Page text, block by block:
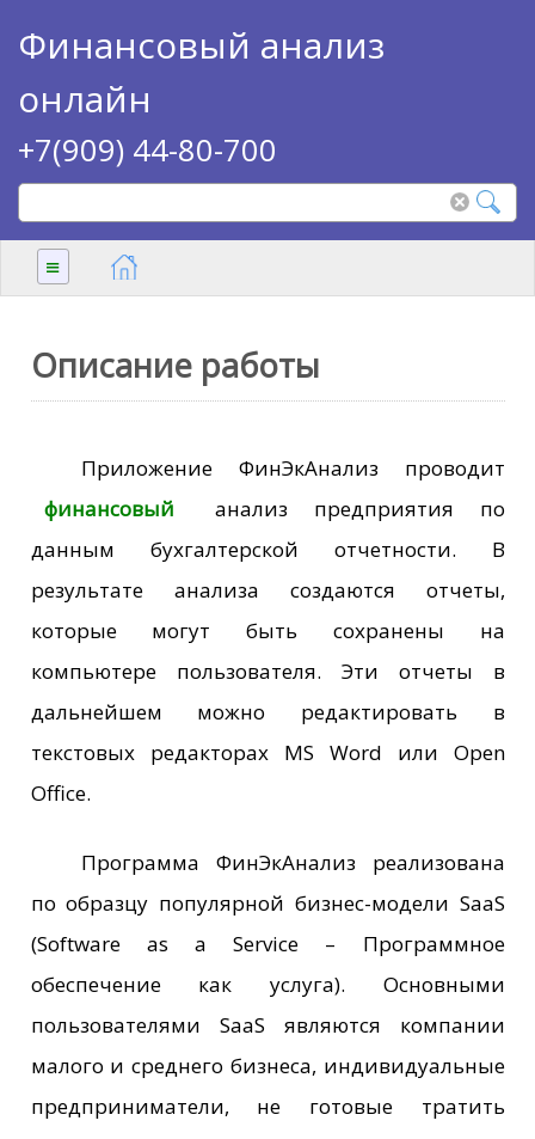
Финансовый анализ
онлайн
+7(909) 44-80-700
≡
Описание работы
Приложение ФинЭкАнализ проводит
финансовый
анализ предприятия по
данным бухгалтерской отчетности. В
результате анализа создаются отчеты,
которые могут быть сохранены на
компьютере пользователя. Эти отчеты в
дальнейшем можно редактировать в
текстовых редакторах MS Word или Open
Office.
Программа ФинЭкАнализ реализована
по образцу популярной бизнес-модели SaaS
(Software as a Service – Программное
обеспечение как услуга). Основными
пользователями SaaS являются компании
малого и среднего бизнеса, индивидуальные
предприниматели, не готовые тратить